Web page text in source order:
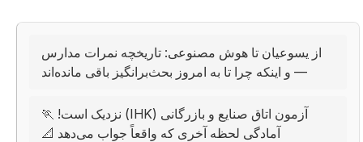
از یسوعیان تا هوش مصنوعی: تاریخچه نمرات مدارس
— و اینکه چرا تا به امروز بحث‌برانگیز باقی مانده‌اند
آزمون اتاق صنایع و بازرگانی (IHK) نزدیک است! 🏃
آمادگی لحظه آخری که واقعاً جواب می‌دهد 📐